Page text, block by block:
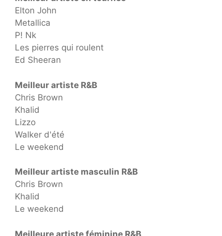
Elton John
Metallica
P! Nk
Les pierres qui roulent
Ed Sheeran
Meilleur artiste R&B
Chris Brown
Khalid
Lizzo
Walker d'été
Le weekend
Meilleur artiste masculin R&B
Chris Brown
Khalid
Le weekend
Meilleure artiste féminine R&B